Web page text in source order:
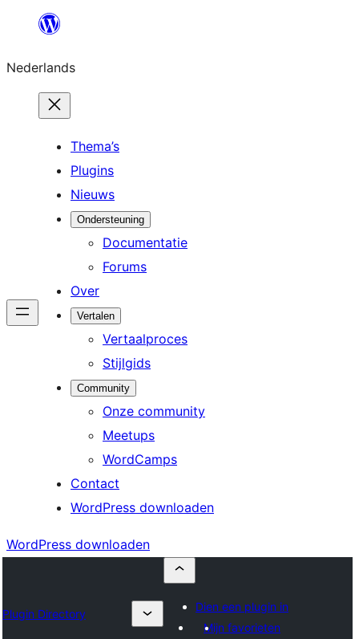
de
inhoud
Nederlands
Thema’s
Plugins
Nieuws
Ondersteuning
Documentatie
Forums
Over
Vertalen
Vertaalproces
Stijlgids
Community
Onze community
Meetups
WordCamps
Contact
WordPress downloaden
WordPress downloaden
Plugin Directory
Dien een plugin in
Mijn favorieten